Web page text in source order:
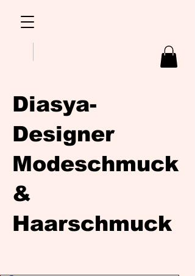
Diasya-
Designer
Modeschmuck
&
Haarschmuck